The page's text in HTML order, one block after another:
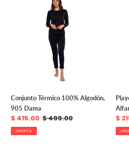
Conjunto Térmico 100% Algodón,
905 Dama
Precio
de
venta
$ 415.00 Precio
$ 499.00
OFERTA
de
$